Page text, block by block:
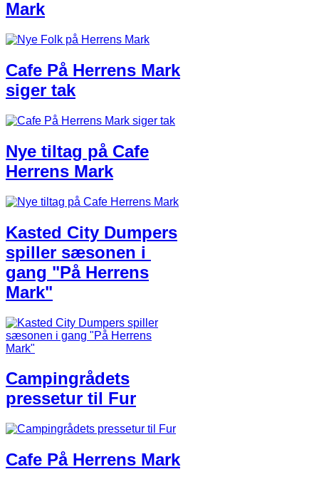
Mark
Cafe På Herrens Mark
siger tak
Nye tiltag på Cafe
Herrens Mark
Kasted City Dumpers​
spiller sæsonen i ​
gang "På Herrens
Mark"
Campingrådets
pressetur til Fur
Cafe På Herrens Mark